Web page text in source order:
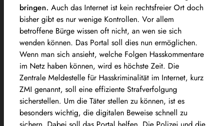
bringen. Auch das Internet ist kein rechtsfreier Ort doch
bisher gibt es nur wenige Kontrollen. Vor allem
betroffene Bürge wissen oft nicht, an wen sie sich
wenden können. Das Portal soll dies nun ermöglichen.
Wenn man sich ansieht, welche Folgen Hasskommentare
im Netz haben können, wird es höchste Zeit. Die
Zentrale Meldestelle für Hasskriminalität im Internet, kurz
ZMI genannt, soll eine effiziente Strafverfolgung
sicherstellen. Um die Täter stellen zu können, ist es
besonders wichtig, die digitalen Beweise schnell zu